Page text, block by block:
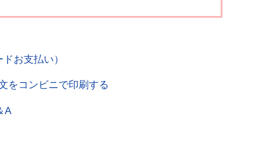
お支払い）
をコンビニで印刷する
A